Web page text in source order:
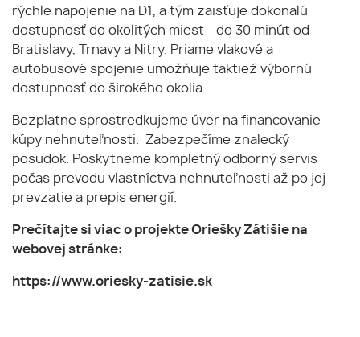
rýchle napojenie na D1, a tým zaisťuje dokonalú
dostupnosť do okolitých miest - do 30 minút od
Bratislavy, Trnavy a Nitry. Priame vlakové a
autobusové spojenie umožňuje taktiež výbornú
dostupnosť do širokého okolia.
Bezplatne sprostredkujeme úver na financovanie
kúpy nehnuteľnosti. Zabezpečíme znalecký
posudok. Poskytneme kompletný odborný servis
počas prevodu vlastníctva nehnuteľnosti až po jej
prevzatie a prepis energií.
Prečítajte si viac o projekte Oriešky Zátišie na
webovej stránke:
https://www.oriesky-zatisie.sk